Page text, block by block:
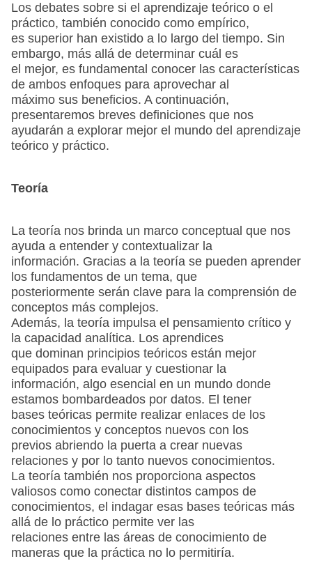
Los debates sobre si el aprendizaje teórico o el
práctico, también conocido como empírico,
es superior han existido a lo largo del tiempo. Sin
embargo, más allá de determinar cuál es
el mejor, es fundamental conocer las características
de ambos enfoques para aprovechar al
máximo sus beneficios. A continuación,
presentaremos breves definiciones que nos
ayudarán a explorar mejor el mundo del aprendizaje
teórico y práctico.
Teoría
La teoría nos brinda un marco conceptual que nos
ayuda a entender y contextualizar la
información. Gracias a la teoría se pueden aprender
los fundamentos de un tema, que
posteriormente serán clave para la comprensión de
conceptos más complejos.
Además, la teoría impulsa el pensamiento crítico y
la capacidad analítica. Los aprendices
que dominan principios teóricos están mejor
equipados para evaluar y cuestionar la
información, algo esencial en un mundo donde
estamos bombardeados por datos. El tener
bases teóricas permite realizar enlaces de los
conocimientos y conceptos nuevos con los
previos abriendo la puerta a crear nuevas
relaciones y por lo tanto nuevos conocimientos.
La teoría también nos proporciona aspectos
valiosos como conectar distintos campos de
conocimientos, el indagar esas bases teóricas más
allá de lo práctico permite ver las
relaciones entre las áreas de conocimiento de
maneras que la práctica no lo permitiría.